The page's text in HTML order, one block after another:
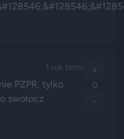
1 rok temu
PZPR, tylko
swołocz
+
0
-